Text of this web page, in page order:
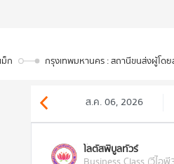
ก กรุงเทพมหานคร : สถานีขนส่งผู้โด
ส.ค. 06, 2026
โลตัสพิบูลทัวร์